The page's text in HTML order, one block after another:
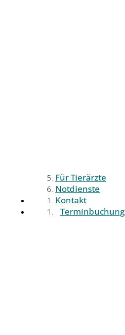
Für Tierärzte
Notdienste
Kontakt
Terminbuchung